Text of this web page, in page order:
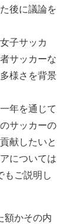
後に議論を
子サッカ
サッカーな
様さを背景
年を通じて
サッカーの
献したいと
については
もご説明し
額かその内